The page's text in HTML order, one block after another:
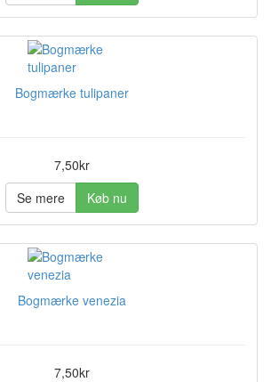
Bogmærke tulipaner
7,50kr
Se mere
Køb nu
Bogmærke venezia
7,50kr